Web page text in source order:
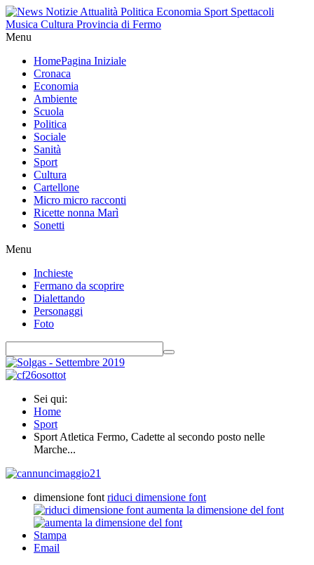
Menu
HomePagina Iniziale
Cronaca
Economia
Ambiente
Scuola
Politica
Sociale
Sanità
Sport
Cultura
Cartellone
Micro micro racconti
Ricette nonna Marì
Sonetti
Menu
Inchieste
Fermano da scoprire
Dialettando
Personaggi
Foto
Sei qui:
Home
Sport
Sport Atletica Fermo, Cadette al secondo posto nelle
Marche...
dimensione font riduci dimensione font
aumenta la dimensione del font
Stampa
Email